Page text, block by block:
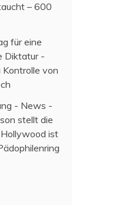
– 600
für eine
Diktatur -
Kontrolle von
- News -
stellt die
ist